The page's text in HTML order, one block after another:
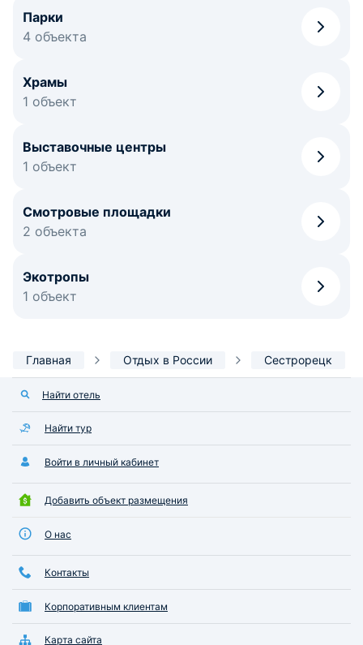
Парки
4 объекта
Храмы
1 объект
Выставочные центры
1 объект
Смотровые площадки
2 объекта
Экотропы
1 объект
Главная Отдых в России Сестрорецк
Найти отель
Найти тур
Войти в личный кабинет
Добавить объект размещения
О нас
Контакты
Корпоративным клиентам
Карта сайта